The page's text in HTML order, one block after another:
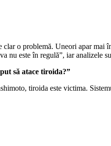
clar o problemă. Uneori apar mai
nu este în regulă”, iar analizele
să atace tiroida?”
tiroida este victima.